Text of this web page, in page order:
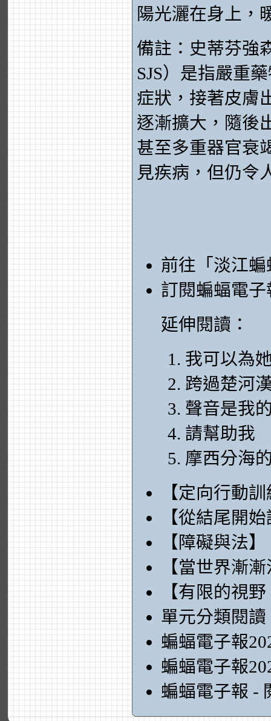
陽光灑在身上，
備註：史蒂芬強
SJS）是指嚴重
症狀，接著皮膚
逐漸擴大，隨後
甚至多重器官衰
見疾病，但仍令
前往「淡江
訂閱蝙蝠電子
延伸閱讀：
我可以為
跨過楚河
聲音是我
請幫助我
摩西分海
【定向行動
【從結尾開
【障礙與法】
【當世界漸
【有限的視
單元分類閱讀
蝙蝠電子報
蝙蝠電子報
蝙蝠電子報 -